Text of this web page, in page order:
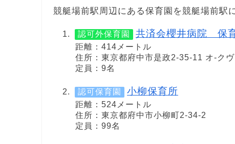
競艇場前駅周辺にある保育園を競艇場前駅
認可外保育園 共済会櫻井病院 保
距離：414メートル
住所：東京都府中市是政2-35-11 オ-ク
定員：9名
認可保育園 小柳保育所
距離：524メートル
住所：東京都府中市小柳町2-34-2
定員：99名